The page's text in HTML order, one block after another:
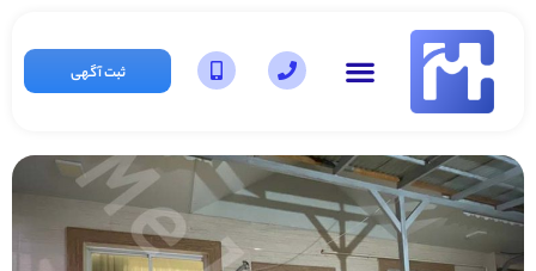
ثبت آگهی